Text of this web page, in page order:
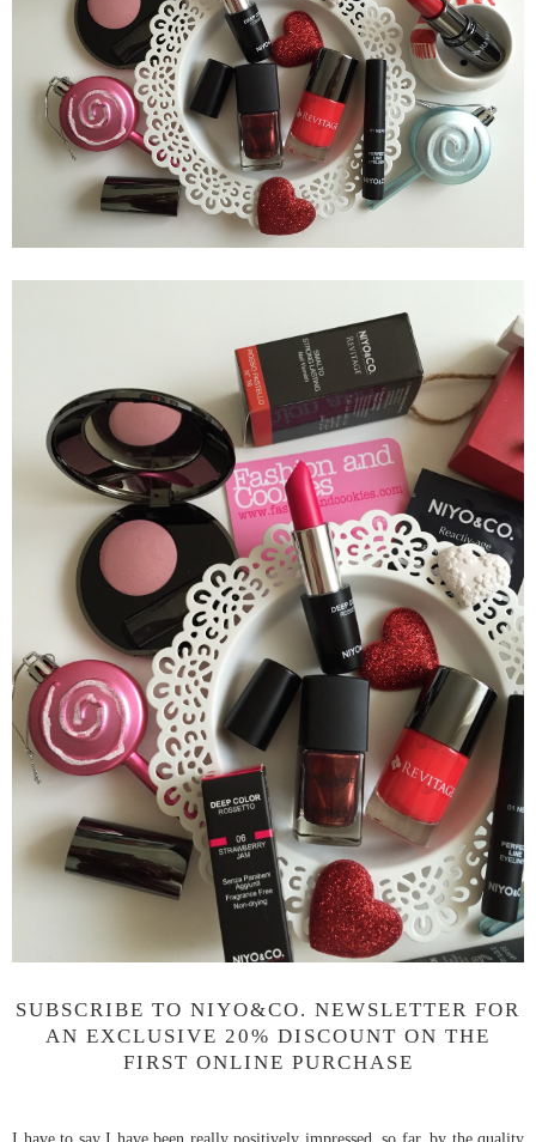
SUBSCRIBE TO NIYO&CO. NEWSLETTER FOR
AN EXCLUSIVE 20% DISCOUNT ON THE
FIRST ONLINE PURCHASE